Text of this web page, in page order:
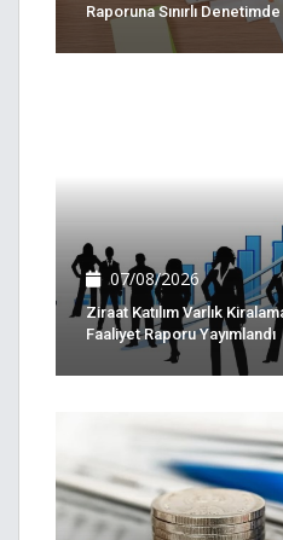
Raporuna Sınırlı
07/08/2026
Ziraat Katılım Varlık
Faaliyet Raporu Yayımlandı